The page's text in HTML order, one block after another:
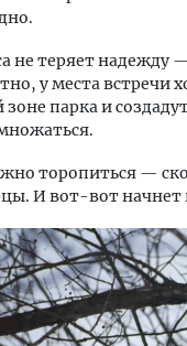
не теряет надежду
у места
зоне парка и
торопиться —
И вот-вот